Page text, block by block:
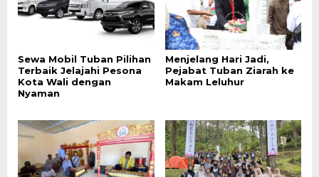
Sewa Mobil Tuban Pilihan
Terbaik Jelajahi Pesona
Kota Wali dengan
Nyaman
Menjelang Hari Jadi,
Pejabat Tuban Ziarah ke
Makam Leluhur